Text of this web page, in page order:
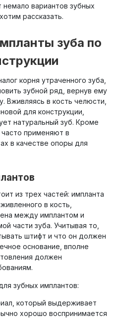
вариантов зубных
рассказать.
зуба по
корня утраченного зуба,
зубной ряд, вернув ему
Вживляясь в кость челюсти,
для конструкции,
натуральный зуб. Кроме
часто применяют в
в качестве опоры для
из трех частей: импланта
в кость,
между имплантом и
части зуба. Учитывая то,
штифт и что он должен
основание, вполне
должен
зубных имплантов:
который выдерживает
хорошо воспринимается